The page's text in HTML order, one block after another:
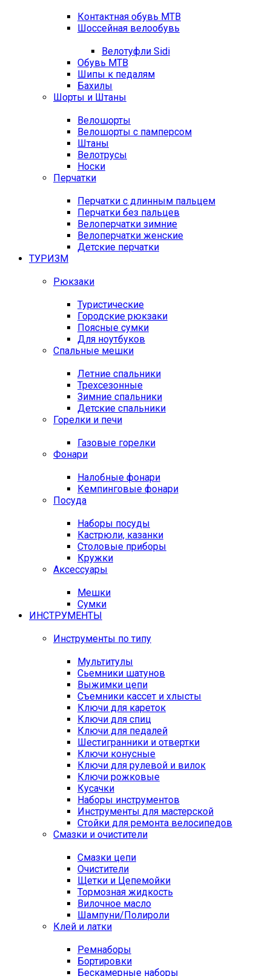
Контактная обувь MTB
Шоссейная велообувь
Велотуфли Sidi
Обувь MTB
Шипы к педалям
Бахилы
Шорты и Штаны
Велошорты
Велошорты с памперсом
Штаны
Велотрусы
Носки
Перчатки
Перчатки с длинным пальцем
Перчатки без пальцев
Велоперчатки зимние
Велоперчатки женские
Детские перчатки
ТУРИЗМ
Рюкзаки
Туристические
Городские рюкзаки
Поясные сумки
Для ноутбуков
Спальные мешки
Летние спальники
Трехсезонные
Зимние спальники
Детские спальники
Горелки и печи
Газовые горелки
Фонари
Налобные фонари
Кемпинговые фонари
Посуда
Наборы посуды
Кастрюли, казанки
Столовые приборы
Кружки
Аксессуары
Мешки
Сумки
ИНСТРУМЕНТЫ
Инструменты по типу
Мультитулы
Сьемники шатунов
Выжимки цепи
Съемники кассет и хлысты
Ключи для кареток
Ключи для спиц
Ключи для педалей
Шестигранники и отвертки
Ключи конусные
Ключи для рулевой и вилок
Ключи рожковые
Кусачки
Наборы инструментов
Инструменты для мастерской
Стойки для ремонта велосипедов
Смазки и очистители
Смазки цепи
Очистители
Щетки и Цепемойки
Тормозная жидкость
Вилочное масло
Шампуни/Полироли
Клей и латки
Ремнаборы
Бортировки
Бескамерные наборы